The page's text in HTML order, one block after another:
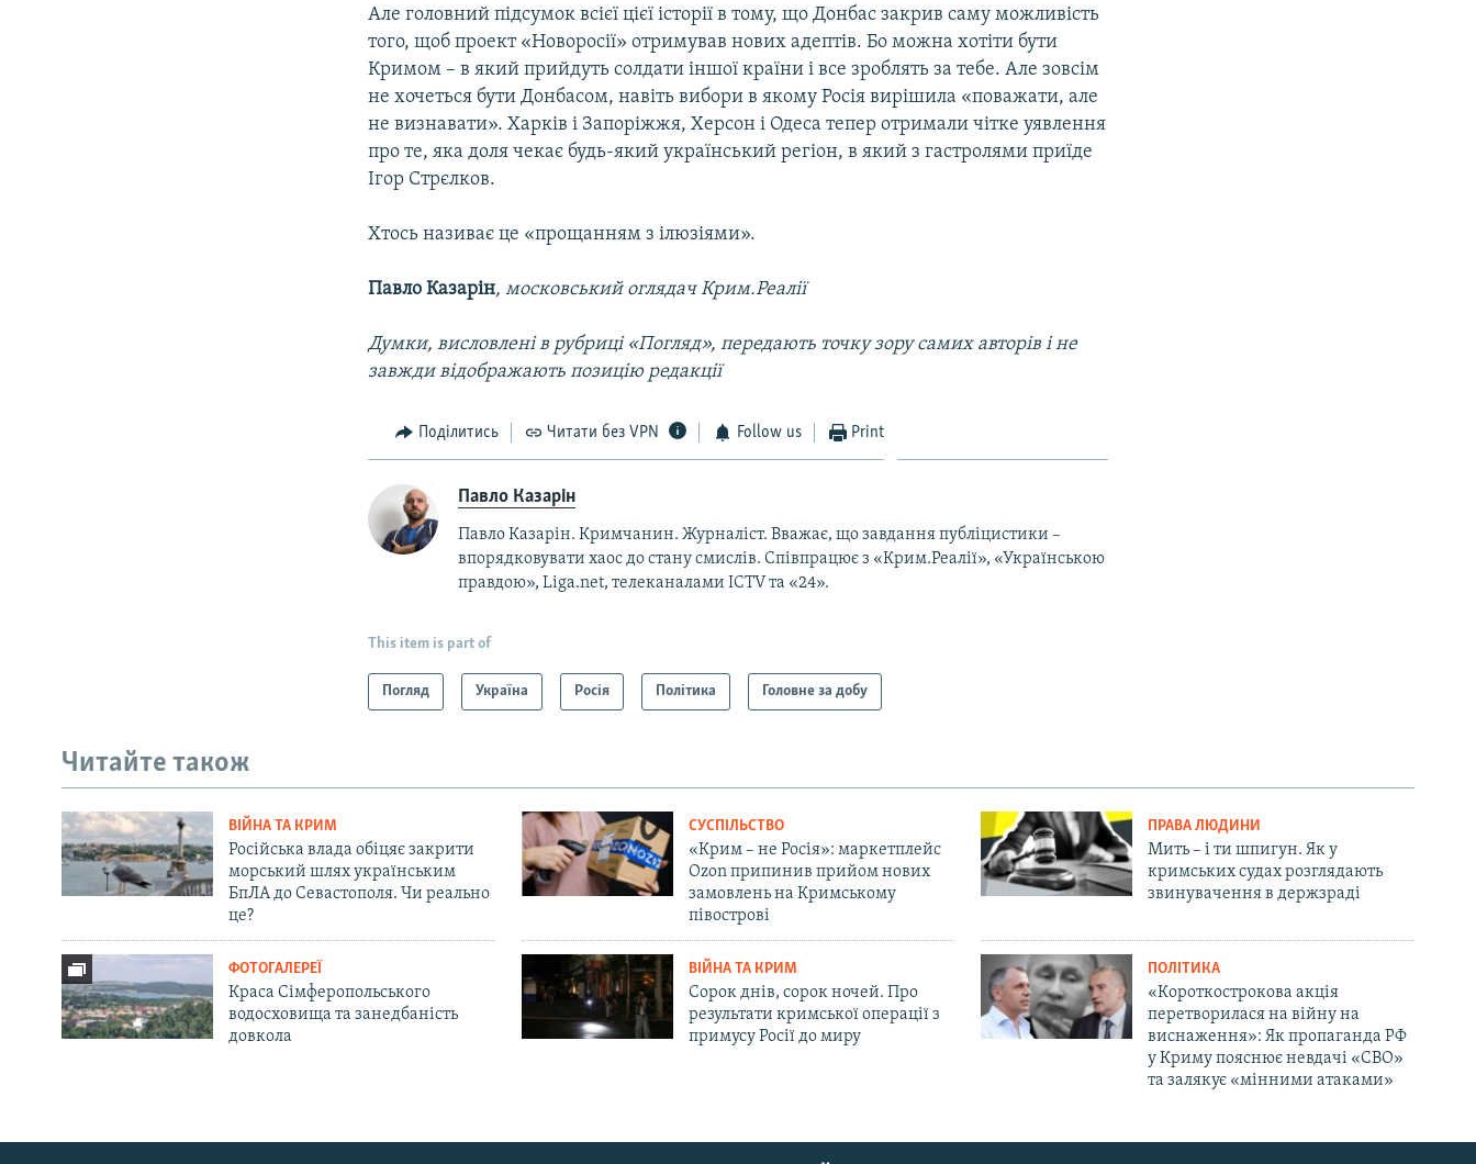
Русский
Але головний підсумок всієї цієї історії в тому, що Донбас закрив саму можливість
того, щоб проект «Новоросії» отримував нових адептів. Бо можна хотіти бути
Кримом – в який прийдуть солдати іншої країни і все зроблять за тебе. Але зовсім
не хочеться бути Донбасом, навіть вибори в якому Росія вирішила «поважати, але
не визнавати». Харків і Запоріжжя, Херсон і Одеса тепер отримали чітке уявлення
про те, яка доля чекає будь-який український регіон, в який з гастролями приїде
Ігор Стрєлков.
Хтось називає це «прощанням з ілюзіями».
Павло Казарін, московський оглядач Крим.Реалії
Думки, висловлені в рубриці «Погляд», передають точку зору самих авторів і не
завжди відображають позицію редакції
Поділитись Читати без VPN Follow us Print
Павло Казарін
Павло Казарін. Кримчанин. Журналіст. Вважає, що завдання публіцистики –
впорядковувати хаос до стану смислів. Співпрацює з «Крим.Реалії», «Українською
правдою», Liga.net, телеканалами ICTV та «24».
This item is part of
Погляд Україна Росія Політика Головне за добу
Читайте також
ВІЙНА ТА КРИМ
Російська влада обіцяє закрити
морський шлях українським
БпЛА до Севастополя. Чи реально
це?
СУСПІЛЬСТВО
«Крим – не Росія»: маркетплейс
Ozon припинив прийом нових
замовлень на Кримському
півострові
ПРАВА ЛЮДИНИ
Мить – і ти шпигун. Як у
кримських судах розглядають
звинувачення в держзраді
ФОТОГАЛЕРЕЇ
Краса Сімферопольського
водосховища та занедбаність
довкола
ВІЙНА ТА КРИМ
Сорок днів, сорок ночей. Про
результати кримської операції з
примусу Росії до миру
ПОЛІТИКА
«Короткострокова акція
перетворилася на війну на
виснаження»: Як пропаганда РФ
у Криму пояснює невдачі «СВО»
та залякує «мінними атаками»